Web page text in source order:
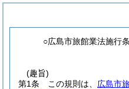
○広島市旅館業法施行
(趣旨)
第1条
この規則は、 広島市